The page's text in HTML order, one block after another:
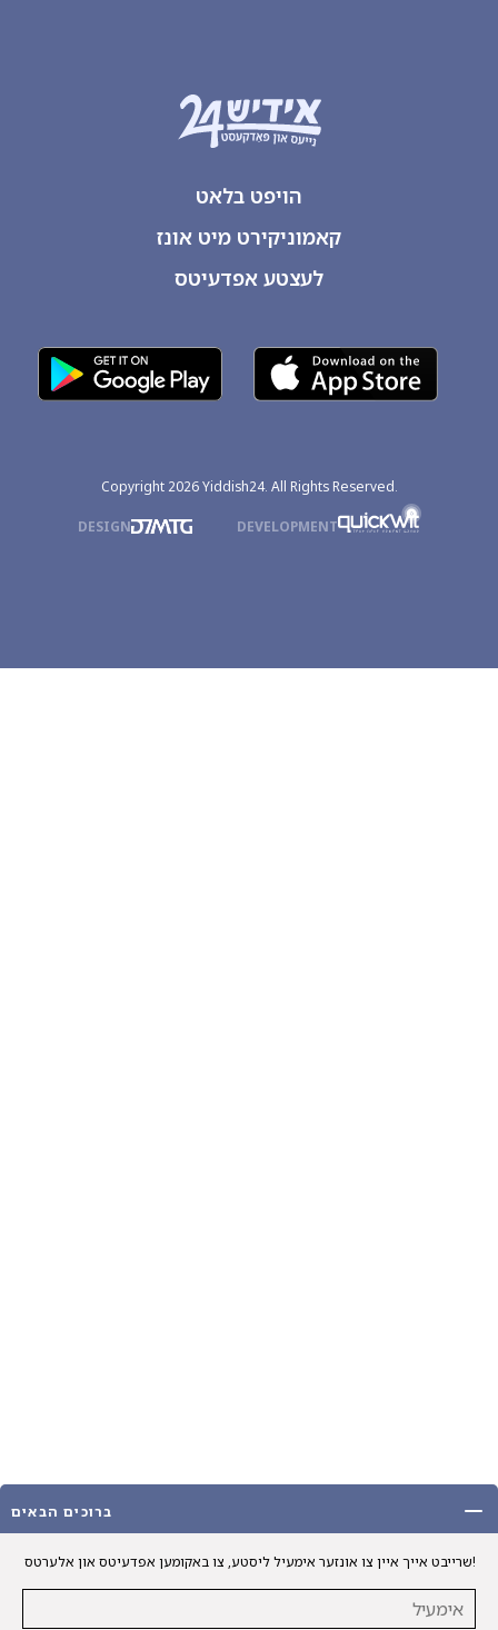
הויפט בלאט
קאמוניקירט מיט אונז
לעצטע אפדעיטס
Copyright 2026 Yiddish24. All Rights Reserved.
DESIGN DEVELOPMENT
ברוכים הבאים
שרייבט אייך איין צו אונזער אימעיל ליסטע, צו באקומען אפדעיטס און אלערטס!